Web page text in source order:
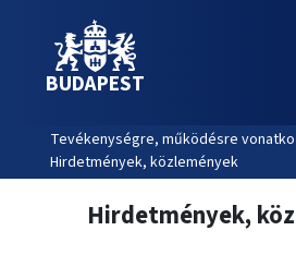
BUDAPEST
Tevékenységre, működésre
Hirdetmények, közlemények
Hirdetmények,